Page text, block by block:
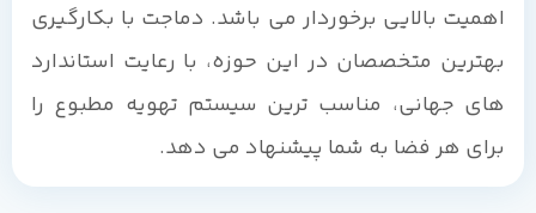
اهمیت بالایی برخوردار می باشد. دماجت با بکارگیری
بهترین متخصصان در این حوزه، با رعایت استاندارد
های جهانی، مناسب ترین سیستم تهویه مطبوع را
برای هر فضا به شما پیشنهاد می دهد.